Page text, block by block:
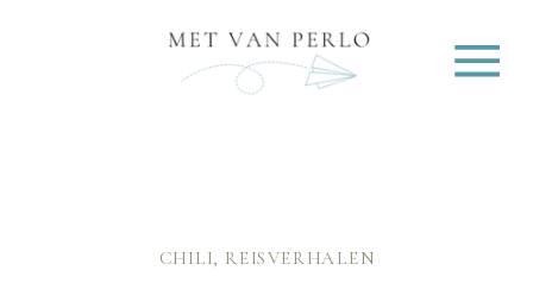
CHILI REISVERHALEN